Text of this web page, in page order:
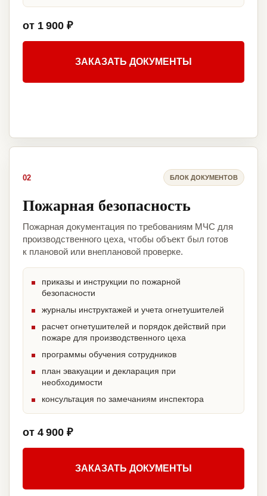
от 1 900 ₽
ЗАКАЗАТЬ ДОКУМЕНТЫ
02 БЛОК ДОКУМЕНТОВ
Пожарная безопасность
Пожарная документация по требованиям МЧС для
производственного цеха, чтобы объект был готов
к плановой или внеплановой проверке.
приказы и инструкции по пожарной
безопасности
журналы инструктажей и учета огнетушителей
расчет огнетушителей и порядок действий при
пожаре для производственного цеха
программы обучения сотрудников
план эвакуации и декларация при
необходимости
консультация по замечаниям инспектора
от 4 900 ₽
ЗАКАЗАТЬ ДОКУМЕНТЫ